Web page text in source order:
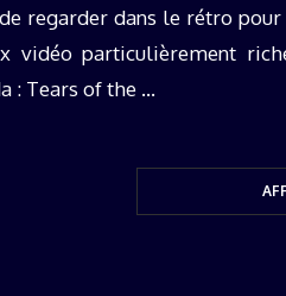
regarder dans le rétro pour
vidéo particulièrement
: Tears of the ...